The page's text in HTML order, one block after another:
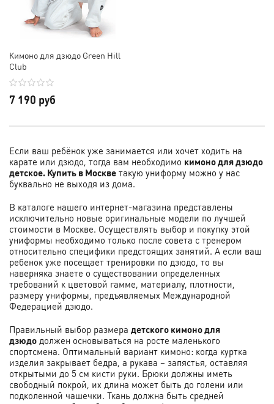
Кимоно для дзюдо Green Hill
Club
7 190 руб
Если ваш ребёнок уже занимается или хочет ходить на
карате или дзюдо, тогда вам необходимо кимоно для дзюдо
детское. Купить в Москве такую униформу можно у нас
буквально не выходя из дома.
В каталоге нашего интернет-магазина представлены
исключительно новые оригинальные модели по лучшей
стоимости в Москве. Осуществлять выбор и покупку этой
униформы необходимо только после совета с тренером
относительно специфики предстоящих занятий. А если ваш
ребенок уже посещает тренировки по дзюдо, то вы
наверняка знаете о существовании определенных
требований к цветовой гамме, материалу, плотности,
размеру униформы, предъявляемых Международной
Федерацией дзюдо.
Правильный выбор размера детского кимоно для
дзюдо должен основываться на росте маленького
спортсмена. Оптимальный вариант кимоно: когда куртка
изделия закрывает бедра, а рукава – запястья, оставляя
открытыми до 5 см кисти руки. Брюки должны иметь
свободный покрой, их длина может быть до голени или
подколенной чашечки. Ткань должна быть средней